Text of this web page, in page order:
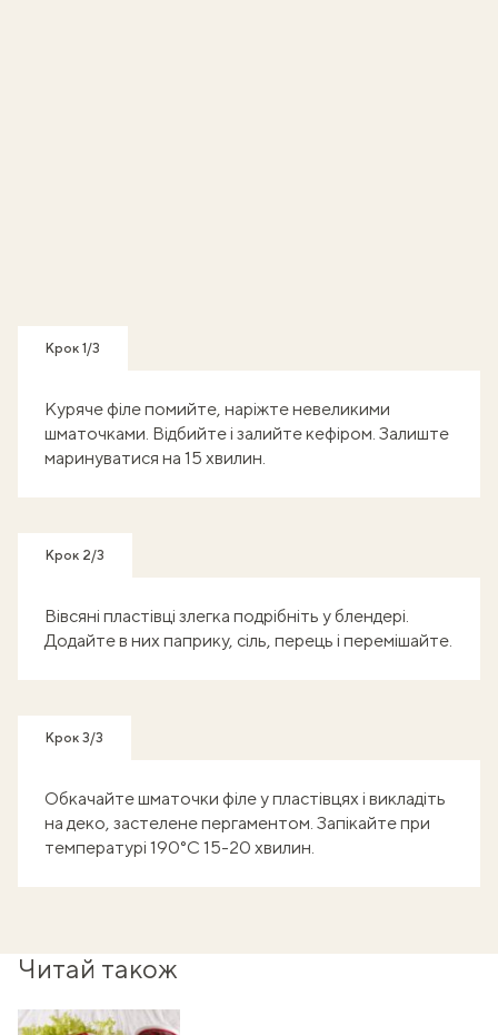
Крок 1/3
Куряче філе помийте, наріжте невеликими
шматочками. Відбийте і залийте кефіром. Залиште
маринуватися на 15 хвилин.
Крок 2/3
Вівсяні пластівці злегка подрібніть у блендері.
Додайте в них паприку, сіль, перець і перемішайте.
Крок 3/3
Обкачайте шматочки філе у пластівцях і викладіть
на деко, застелене пергаментом. Запікайте при
температурі 190°C 15-20 хвилин.
Читай також